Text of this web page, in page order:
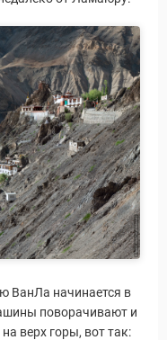
ВанЛа начинается в
поворачивают и
верх горы, вот так: